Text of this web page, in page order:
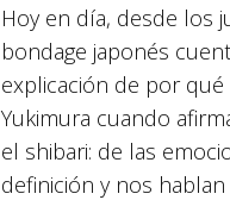
Hoy en día, desde los
bondage japonés
explicación de por
Yukimura cuando
el shibari: de las
definición y nos hablan